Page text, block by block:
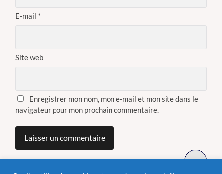
E-mail *
Site web
Enregistrer mon nom, mon e-mail et mon site dans le
navigateur pour mon prochain commentaire.